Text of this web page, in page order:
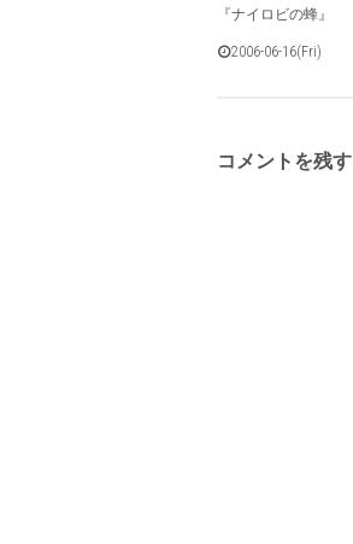
『ナイロビの蜂』
2006-06-16(Fri)
コメントを残す